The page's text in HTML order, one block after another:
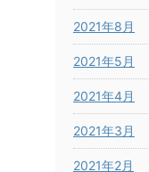
2021年8月
2021年5月
2021年4月
2021年3月
2021年2月